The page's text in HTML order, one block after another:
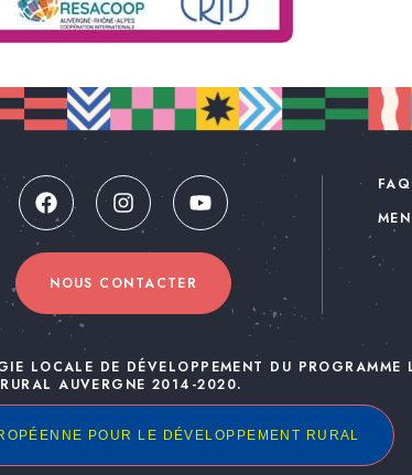
NOUS CONTACTER
FAQ
LOCALE DE DÉVELOPPEMENT DU PROGRAMME
AUVERGNE 2014-2020.
POUR LE DÉVELOPPEMENT RURAL